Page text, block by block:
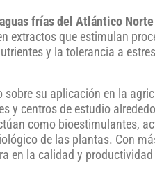
frías del Atlántico Norte
extractos que estimulan
y la tolerancia a
su aplicación en la
y centros de estudio
como bioestimulantes,
de las plantas. Con
en la calidad y